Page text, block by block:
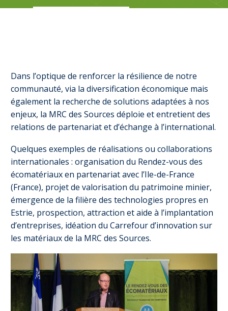
Dans l’optique de renforcer la résilience de notre
communauté, via la diversification économique mais
également la recherche de solutions adaptées à nos
enjeux, la MRC des Sources déploie et entretient des
relations de partenariat et d’échange à l’international.
Quelques exemples de réalisations ou collaborations
internationales : organisation du Rendez-vous des
écomatériaux en partenariat avec l’Ile-de-France
(France), projet de valorisation du patrimoine minier,
émergence de la filière des technologies propres en
Estrie, prospection, attraction et aide à l’implantation
d’entreprises, idéation du Carrefour d’innovation sur
les matériaux de la MRC des Sources.